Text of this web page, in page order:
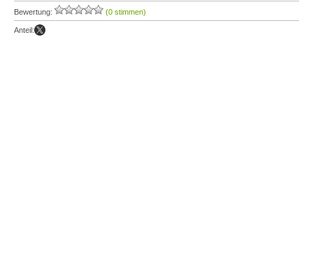
Bewertung: (0 stimmen)
Anteil: